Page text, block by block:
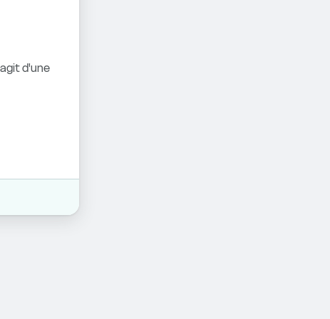
d'une